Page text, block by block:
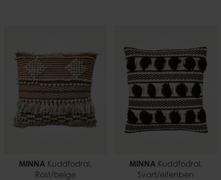
MINNA Kuddfodral,
Rost/beige
MINNA Kuddfodral,
Svart/elfenben